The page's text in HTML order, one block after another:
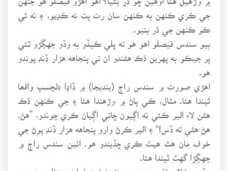
جي ڪري ڪنهن به ڪنهن سان رت ڀت نه ڪڍيو، ۽ نه ئي
ٻيو سندس فيصلو اهو هو ته ڀلي ڪيڏو به وڏو جهڳڙو ٿئي
پر جيڪو به پهرين ڌڪ هڻندو ان تي پنجاهه هزار ڏنڊ پوندو
اهڙي صورت ۾ سندس راڄ (بنديجا) ۾ ڏاڍا دلچسپ واقعا
ٿيندا هئا. مثال، ڪي پاڻ ۾ وڙهندا هئا ۽ جي ڪنهن ڌڪ
هڻن لاءِ الير ڪئي ته اڳيون ڇاتي اڳيان ڪري چوندو، ”هڻ،
هڻ هڻي ته ڏس!“ ۽ الير ڪرڻ وارو پنجاهه هزار ڏنڊ پوڻ جي
خوف مان هٿ هيٺ ڪري ڇڏيندو هو. ائين سندس راڄ ۾
جهڳڙا گهٽ ٿيندا هئا.
وڏيرو غلام قادر بنديجو هڪ نهايت اعليٰ منتظم پڻ هو.